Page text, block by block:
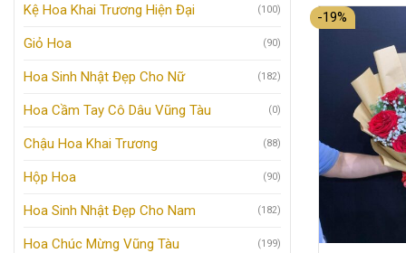
Kệ Hoa Khai Trương Hiện Đại (100)
Giỏ Hoa (90)
Hoa Sinh Nhật Đẹp Cho Nữ (182)
Hoa Cầm Tay Cô Dâu Vũng Tàu (0)
Chậu Hoa Khai Trương (88)
Hộp Hoa (90)
Hoa Sinh Nhật Đẹp Cho Nam (182)
Hoa Chúc Mừng Vũng Tàu (199)
-19%